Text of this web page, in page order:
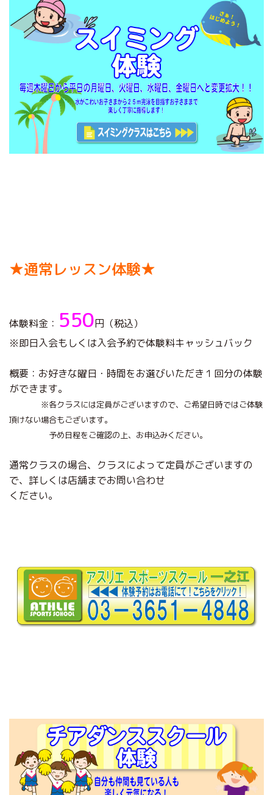
★通常レッスン体験★
体験料金： 550円（税込）
※即日入会もしくは入会予約で体験料キャッシュバック
概要：お好きな曜日・時間をお選びいただき１回分の体験
ができます。
※各クラスには定員がございますので、ご希望日時ではご体験
頂けない場合もございます。
予め日程をご確認の上、お申込みください。
通常クラスの場合、クラスによって定員がございますの
で、詳しくは店舗までお問い合わせ
ください。